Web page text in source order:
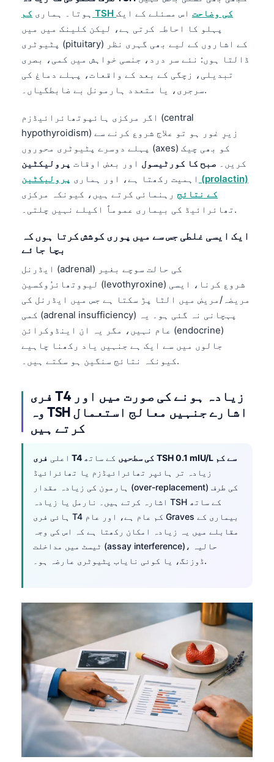
ہوتا۔ ہماری
کم TSH کی وضاحت اس مسئلے کے ایک
پہلو کا احاطہ کرتی ہے، لیکن کلینک میں میں
پٹیوٹری (pituitary) کے اشاروں کے لیے بھی گہری نظر
ڈالتا ہوں: نئے سر درد، جنسی خواہش میں کمی، بصری
تبدیلی، زچگی کے بعد کے واقعات، پہلے دماغ کی
سرجری، یا متعدد ہارمونل بے ضابطگیاں۔.
اگر مرکزی ہائپوتھائرائیڈزم (central
hypothyroidism) زیرِ غور ہو تو علاج شروع کرنے سے
پہلے دوسرے پٹیوٹری محوروں (axes) کو بھی چیک
کریں۔ صبح کا کورٹیسول اور بعض اوقات پرولیکٹین
اہمیت رکھتا ہے، اور ہماری پرولیکٹین (prolactin)
کے نتائج رہنمائی کرتے ہیں، کیونکہ مرکزی
تھائرائیڈ کی بیماری عموماً اکیلے نہیں چلتی۔.
ایک ایسی غلطی جس سے میں پوری کوشش کرتا ہوں کہ
بچا جائے
ایڈرنل (adrenal) کی حالت سوچے بغیر
لیووتھائرُوکسین (levothyroxine) شروع کرنا، ایسی
مریضہ/مریض میں الٹا پڑ سکتا ہے جس میں ایڈرنل کی
کمی (adrenal insufficiency) پہچانی نہ گئی ہو۔ یہ
عام نہیں، مگر یہ ان اینڈوکرائن (endocrine)
جالوں میں سے ایک ہے جنہیں یاد رکھنا چاہیے
کیونکہ نتائج سنگین ہو سکتے ہیں۔.
فری T4 زیادہ ہونے کی صورت میں اور
وہ TSH اشارے جنہیں معالج استعمال
کرتے ہیں
اعلی فری T4 کی سطحیں
TSH 0.1 mIU/L سے کم
زیادہ تر ہائپر تھائرائیڈزم یا تھائرائیڈ
ہارمون کی زیادہ مقدار (over-replacement) کی طرف
اشارہ کرتے ہیں۔ نارمل یا زیادہ TSH کے ساتھ
ہائی فری T4 کم عام ہے، اور عام Graves بیماری کے
مقابلے میں یہ زیادہ امکان رکھتا ہے کہ اس کی وجہ
ٹیسٹ میں مداخلت (assay interference)، حالیہ
ڈوزنگ، یا کوئی نایاب پٹیوٹری عارضہ ہو۔.
Монгол
ພາສາລາວ
Basa Jawa
Cebuano
ئۇيغۇرچە
Кыргызча
Татар теле
Беларуская мова
Frysk
Ślōnskŏ gŏdka
Norsk bokmål